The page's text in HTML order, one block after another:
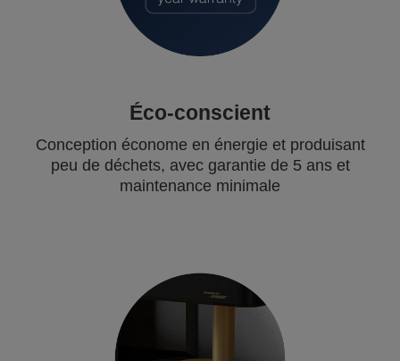
Éco-conscient
Conception économe en énergie et produisant
peu de déchets, avec garantie de 5 ans et
maintenance minimale